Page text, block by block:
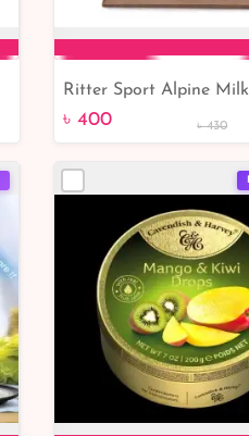
Add to Cart
Ritter Sport Alpine Milk
Chocolate 100g
৳ 400 ৳ 430